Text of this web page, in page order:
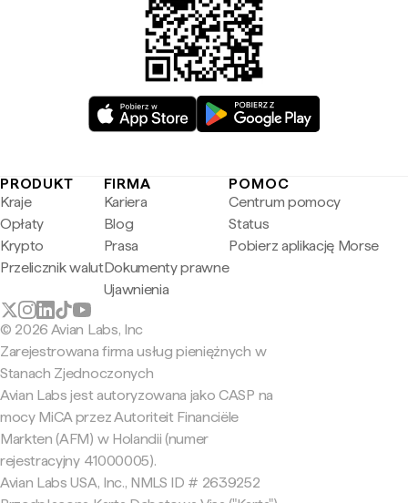
PRODUKT
Kraje
Opłaty
Krypto
Przelicznik walut
FIRMA
Kariera
Blog
Prasa
Dokumenty prawne
Ujawnienia
POMOC
Centrum pomocy
Status
Pobierz aplikację Morse
© 2026 Avian Labs, Inc
Zarejestrowana firma usług pieniężnych w
Stanach Zjednoczonych
Avian Labs jest autoryzowana jako CASP na
mocy MiCA przez Autoriteit Financiële
Markten (AFM) w Holandii (numer
rejestracyjny 41000005).
Avian Labs USA, Inc., NMLS ID # 2639252